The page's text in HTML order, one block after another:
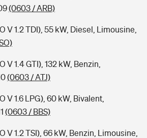
(0603 / ARB)
V 1.2 TDI), 55 kW, Diesel, Limousine,
V 1.4 GTI), 132 kW, Benzin,
(0603 / ATJ)
V 1.6 LPG), 60 kW, Bivalent,
(0603 / BBS)
V 1.2 TSI), 66 kW, Benzin, Limousine,